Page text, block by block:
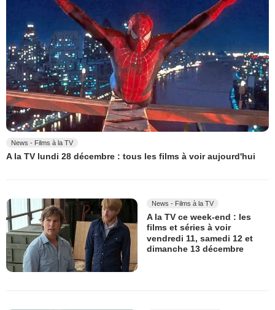
News - Films à la TV
A la TV lundi 28 décembre : tous les films à voir aujourd'hui
News - Films à la TV
A la TV ce week-end : les
films et séries à voir
vendredi 11, samedi 12 et
dimanche 13 décembre